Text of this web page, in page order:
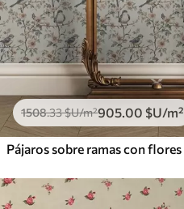
1508.33$U/m²905.00 $U/m²